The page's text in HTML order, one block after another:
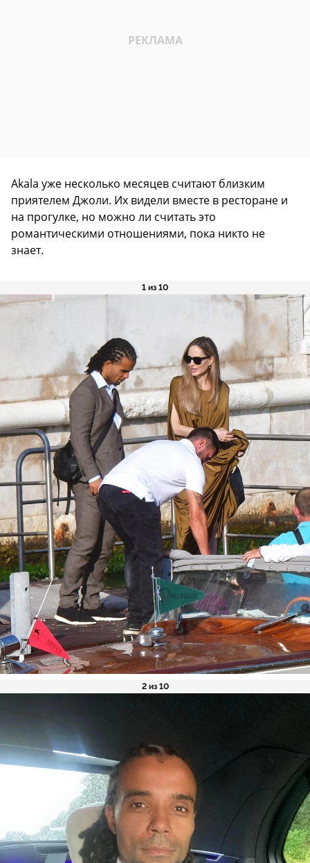
Akala уже несколько месяцев считают близким
приятелем Джоли. Их видели вместе в ресторане и
на прогулке, но можно ли считать это
романтическими отношениями, пока никто не
знает.
1 из 10
2 из 10